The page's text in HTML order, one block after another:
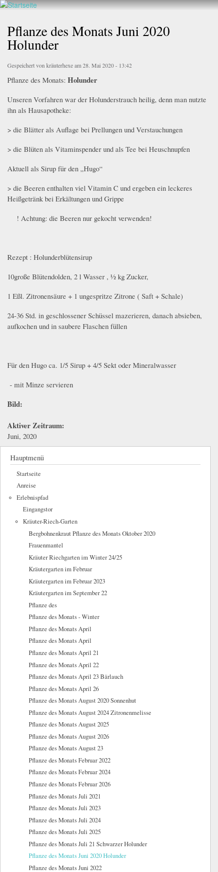
Direkt
Inhalt
Walderlebnis
e.V.
Pflanze des Monats Juni 2020
Holunder
Gespeichert von kräuterhexeam 28. Mai 2020 - 13:42
Pflanze des Monats: Holunder
Unseren Vorfahren war der Holunderstrauch heilig, denn man nutzte
ihn als Hausapotheke:
> die Blätter als Auflage bei Prellungen und Verstauchungen
> die Blüten als Vitaminspender und als Tee bei Heuschnupfen
Aktuell als Sirup für den „Hugo“
> die Beeren enthalten viel Vitamin C und ergeben ein leckeres
Heißgetränk bei Erkältungen und Grippe
! Achtung: die Beeren nur gekocht verwenden!
Rezept : Holunderblütensirup
10große Blütendolden, 2 l Wasser , ½ kg Zucker,
1 Eßl. Zitronensäure + 1 ungespritze Zitrone ( Saft + Schale)
24-36 Std. in geschlossener Schüssel mazerieren, danach absieben,
aufkochen und in saubere Flaschen füllen
Für den Hugo ca. 1/5 Sirup + 4/5 Sekt oder Mineralwasser
- mit Minze servieren
Bild:
Aktiver Zeitraum:
Juni, 2020
Hauptmenü
Startseite
Anreise
Erlebnispfad
Eingangstor
Kräuter-Riech-Garten
Bergbohnenkraut Pflanze des Monats Oktober 2020
Frauenmantel
Kräuter Riechgarten im Winter 24/25
Kräutergarten im Februar
Kräutergarten im Februar 2023
Kräutergarten im September 22
Pflanze des
Pflanze des Monats - Winter
Pflanze des Monats April
Pflanze des Monats April
Pflanze des Monats April 21
Pflanze des Monats April 22
Pflanze des Monats April 23 Bärlauch
Pflanze des Monats April 26
Pflanze des Monats August 2020 Sonnenhut
Pflanze des Monats August 2024 Zitronenmelisse
Pflanze des Monats August 2025
Pflanze des Monats August 2026
Pflanze des Monats August 23
Pflanze des Monats Februar 2022
Pflanze des Monats Februar 2024
Pflanze des Monats Februar 2026
Pflanze des Monats Juli 2021
Pflanze des Monats Juli 2023
Pflanze des Monats Juli 2024
Pflanze des Monats Juli 2025
Pflanze des Monats Juli 21 Schwarzer Holunder
Pflanze des Monats Juni 2020 Holunder
Pflanze des Monats Juni 2022